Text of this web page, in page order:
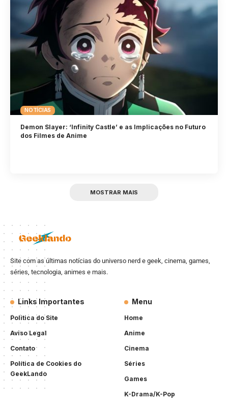
NOTÍCIAS
Demon Slayer: ‘Infinity Castle’ e as Implicações no Futuro
dos Filmes de Anime
MOSTRAR MAIS
Site com as últimas notícias do universo nerd e geek, cinema, games,
séries, tecnologia, animes e mais.
Links Importantes
Politica do Site
Aviso Legal
Contato
Política de Cookies do
GeekLando
Menu
Home
Anime
Cinema
Séries
Games
K-Drama/K-Pop